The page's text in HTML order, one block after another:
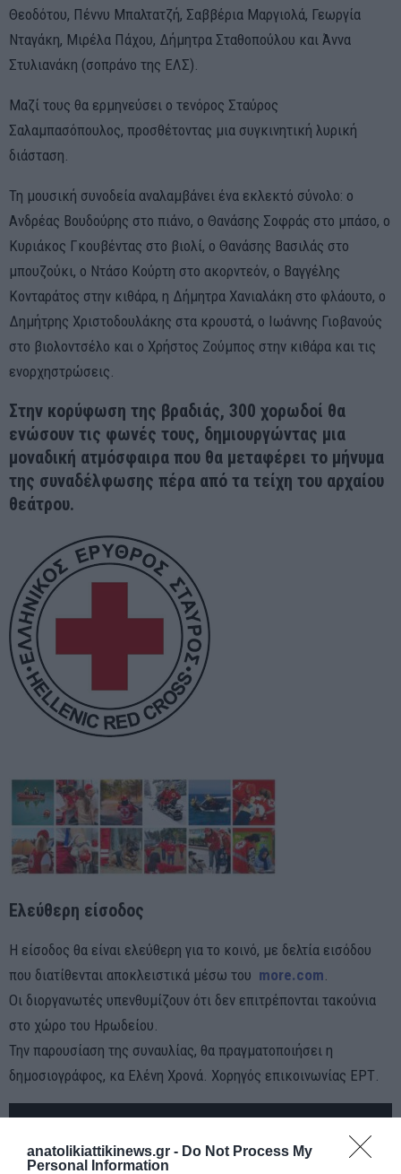
anatolikiattikinews.gr - Do Not Process My
Personal Information
Θεοδότου, Πέννυ Μπαλτατζή, Σαββέρια Μαργιολά, Γεωργία
Νταγάκη, Μιρέλα Πάχου, Δήμητρα Σταθοπούλου και Άννα
Στυλιανάκη (σοπράνο της ΕΛΣ).
Μαζί τους θα ερμηνεύσει ο τενόρος Σταύρος
Σαλαμπασόπουλος, προσθέτοντας μια συγκινητική λυρική
διάσταση.
Τη μουσική συνοδεία αναλαμβάνει ένα εκλεκτό σύνολο: ο
Ανδρέας Βουδούρης στο πιάνο, ο Θανάσης Σοφράς στο μπάσο, ο
Κυριάκος Γκουβέντας στο βιολί, ο Θανάσης Βασιλάς στο
μπουζούκι, ο Ντάσο Κούρτη στο ακορντεόν, ο Βαγγέλης
Κονταράτος στην κιθάρα, η Δήμητρα Χανιαλάκη στο φλάουτο, ο
Δημήτρης Χριστοδουλάκης στα κρουστά, ο Ιωάννης Γιοβανούς
στο βιολοντσέλο και ο Χρήστος Ζούμπος στην κιθάρα και τις
ενορχηστρώσεις.
Στην κορύφωση της βραδιάς, 300 χορωδοί θα
ενώσουν τις φωνές τους, δημιουργώντας μια
μοναδική ατμόσφαιρα που θα μεταφέρει το μήνυμα
της συναδέλφωσης πέρα από τα τείχη του αρχαίου
θεάτρου.
Ελεύθερη είσοδος
Η είσοδος θα είναι ελεύθερη για το κοινό, με δελτία εισόδου
που διατίθενται αποκλειστικά μέσω του more.com.
Οι διοργανωτές υπενθυμίζουν ότι δεν επιτρέπονται τακούνια
στο χώρο του Ηρωδείου.
Την παρουσίαση της συναυλίας, θα πραγματοποιήσει η
δημοσιογράφος, κα Ελένη Χρονά. Χορηγός επικοινωνίας ΕΡΤ.